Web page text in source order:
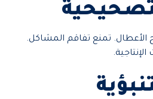
الأعطال. تمنع تفاقم المشاكل.